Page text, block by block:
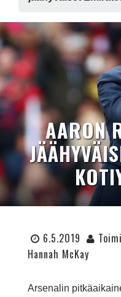
AARON
6.5.2019
Hannah McKay
Arsenalin